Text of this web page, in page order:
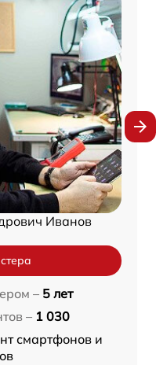
Иванов
– 5 лет
– 1 030
смартфонов и